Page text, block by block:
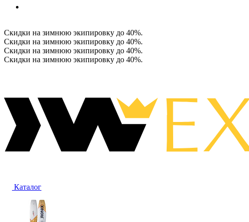
Скидки на зимнюю экипировку до 40%.
Скидки на зимнюю экипировку до 40%.
Скидки на зимнюю экипировку до 40%.
Скидки на зимнюю экипировку до 40%.
Каталог